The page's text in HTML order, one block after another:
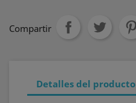
Compartir
Detalles del producto